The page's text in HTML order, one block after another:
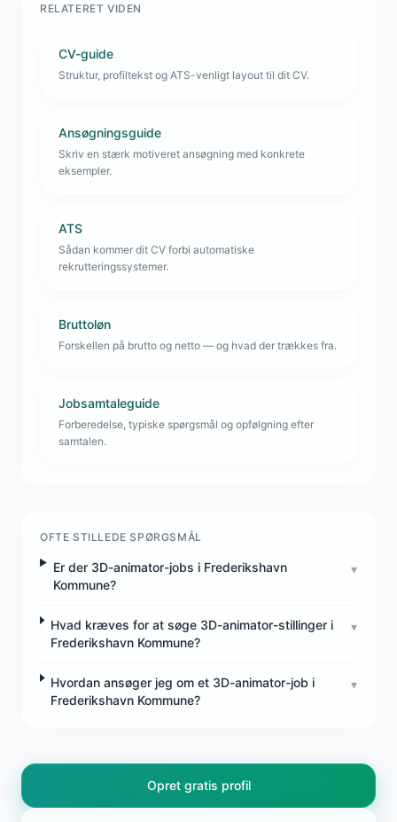
RELATERET VIDEN
CV-guide
Struktur, profiltekst og ATS-venligt layout til dit CV.
Ansøgningsguide
Skriv en stærk motiveret ansøgning med konkrete
eksempler.
ATS
Sådan kommer dit CV forbi automatiske
rekrutteringssystemer.
Bruttoløn
Forskellen på brutto og netto — og hvad der trækkes fra.
Jobsamtaleguide
Forberedelse, typiske spørgsmål og opfølgning efter
samtalen.
OFTE STILLEDE SPØRGSMÅL
Er der 3D-animator-jobs i Frederikshavn
Kommune?
▾
Hvad kræves for at søge 3D-animator-stillinger i
Frederikshavn Kommune?
▾
Hvordan ansøger jeg om et 3D-animator-job i
Frederikshavn Kommune?
▾
Opret gratis profil